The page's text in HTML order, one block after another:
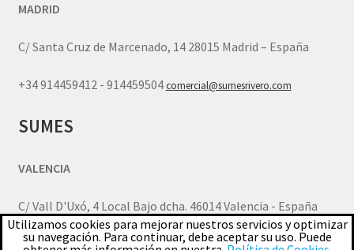
MADRID
C/ Santa Cruz de Marcenado, 14 28015 Madrid – España
+34 914459412 - 914459504comercial@sumesrivero.com
SUMES
VALENCIA
C/ Vall D'Uxó, 4 Local Bajo dcha. 46014 Valencia - España
+34 963770805comercial.valencia@sumesrivero.com
Utilizamos cookies para mejorar nuestros servicios y optimizar
su navegación. Para continuar, debe aceptar su uso. Puede